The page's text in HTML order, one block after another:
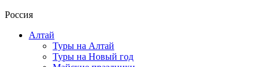
Россия
Алтай
Туры на Алтай
Туры на Новый год